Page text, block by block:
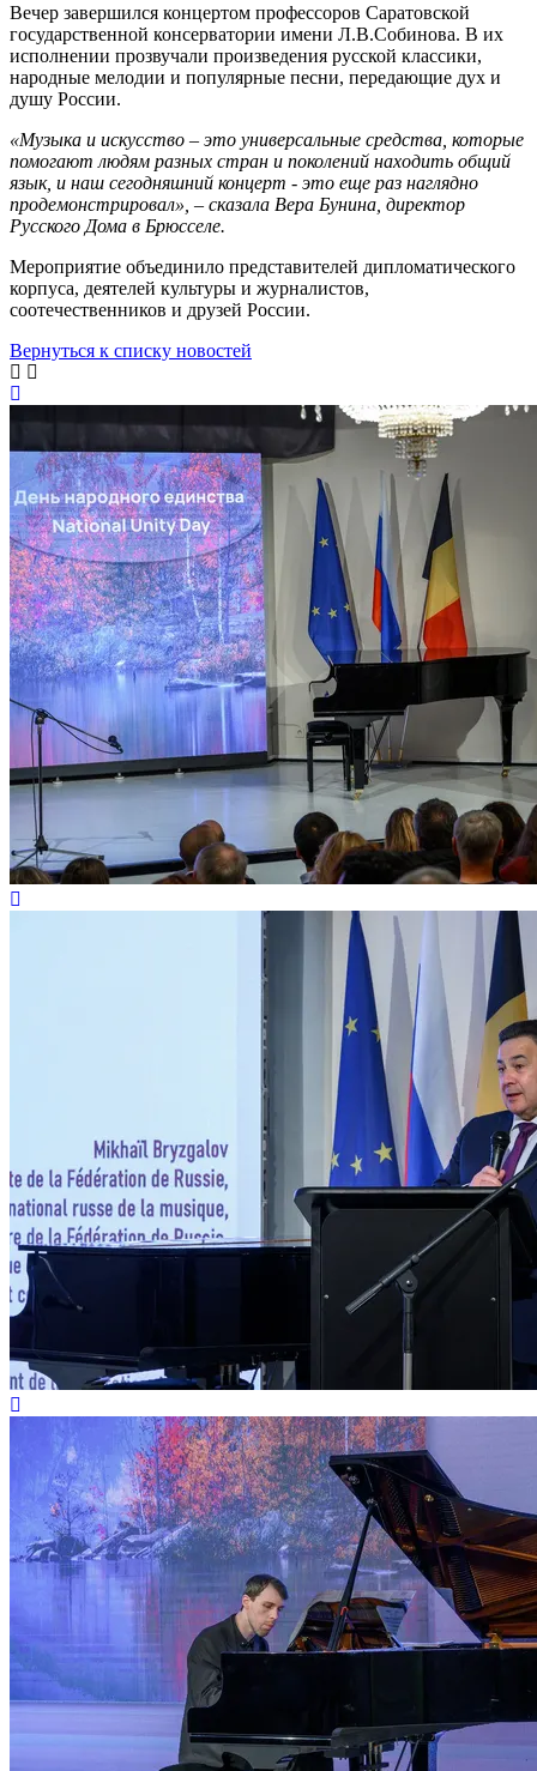
Вечер завершился концертом профессоров Саратовской
государственной консерватории имени Л.В.Собинова. В их
исполнении прозвучали произведения русской классики,
народные мелодии и популярные песни, передающие дух и
душу России.
«Музыка и искусство – это универсальные средства, которые
помогают людям разных стран и поколений находить общий
язык, и наш сегодняшний концерт - это еще раз наглядно
продемонстрировал», – сказала Вера Бунина, директор
Русского Дома в Брюсселе.
Мероприятие объединило представителей дипломатического
корпуса, деятелей культуры и журналистов,
соотечественников и друзей России.
Вернуться к списку новостей